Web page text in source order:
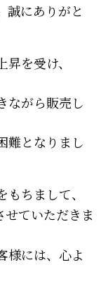
誠にありがと
を受け、
ながら販売し
難となりまし
もちまして、
せていただきま
様には、心よ